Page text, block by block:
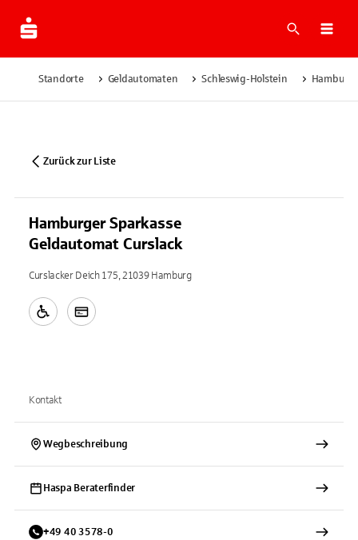
Suche
Standorte Geldautomaten Schleswig-Holstein Hamburg
Zurück zur Liste
Hamburger Sparkasse
Geldautomat Curslack
Curslacker Deich 175, 21039 Hamburg
Kontakt
Wegbeschreibung
Haspa Beraterfinder
+49 40 3578-0